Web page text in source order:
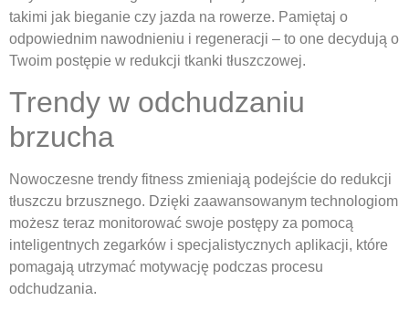
takimi jak bieganie czy jazda na rowerze. Pamiętaj o
odpowiednim nawodnieniu i regeneracji – to one decydują o
Twoim postępie w redukcji tkanki tłuszczowej.
Trendy w odchudzaniu
brzucha
Nowoczesne trendy fitness zmieniają podejście do redukcji
tłuszczu brzusznego. Dzięki zaawansowanym technologiom
możesz teraz monitorować swoje postępy za pomocą
inteligentnych zegarków i specjalistycznych aplikacji, które
pomagają utrzymać motywację podczas procesu
odchudzania.